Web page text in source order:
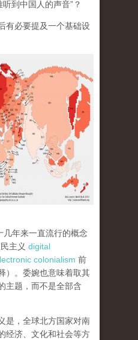
到中国人的声音”？
有必要提及一个基础设
几年来一直流行的概念
主义 digital
colonialism 前
）。委婉也意味着取其
主题，而不是全部含
是，全球北方国家对南
经济、文化和社会等方